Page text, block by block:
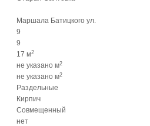
Маршала Батицкого ул.
9
9
17 м2
не указано м2
не указано м2
Раздельные
Кирпич
Совмещенный
нет